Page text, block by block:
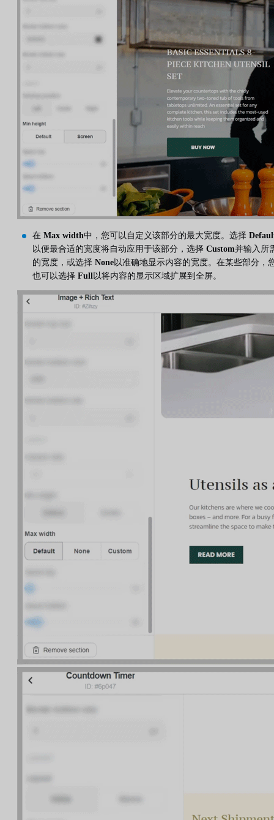
在 Max width中，您可以自定义该部分的最大宽度。选择
以便最合适的宽度将自动应用于该部分，选择 Custom并输入所
的宽度，或选择 None以准确地显示内容的宽度。在某些部分，
也可以选择 Full 以将内容的显示区域扩展到全屏。